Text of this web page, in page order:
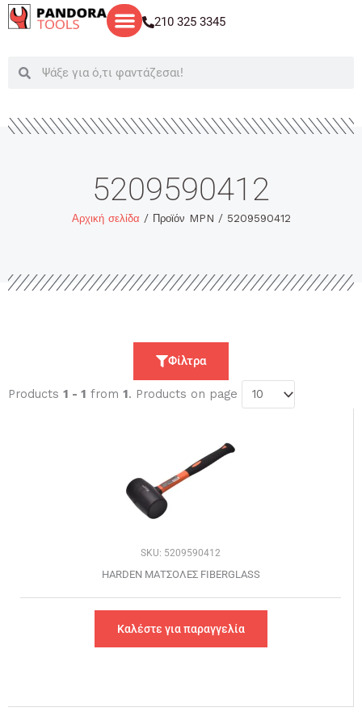
Μετάβαση
στο
210 325 3345
SearchSearch
5209590412
Αρχική σελίδα / Προϊόν MPN / 5209590412
Φίλτρα
Products 1 - 1 from 1. Products on page
SKU: 5209590412
HARDEN ΜΑΤΣΟΛΕΣ FIBERGLASS
Καλέστε για παραγγελία